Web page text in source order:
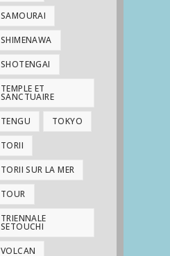
SAMOURAI
SHIMENAWA
SHOTENGAI
TEMPLE ET
SANCTUAIRE
TENGU TOKYO
TORII
TORII SUR LA MER
TOUR
TRIENNALE
SETOUCHI
VOLCAN